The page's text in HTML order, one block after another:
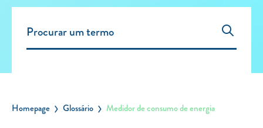
Empresas
Sobre nós
Homepage Glossário Medidor de consumo de energia